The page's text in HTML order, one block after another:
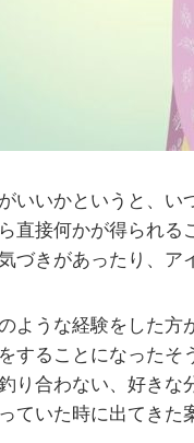
いいかというと、い
直接何かが得られ
づきがあったり、ア
ような経験をした方
することになった
り合わない、好き
ていた時に出てきた